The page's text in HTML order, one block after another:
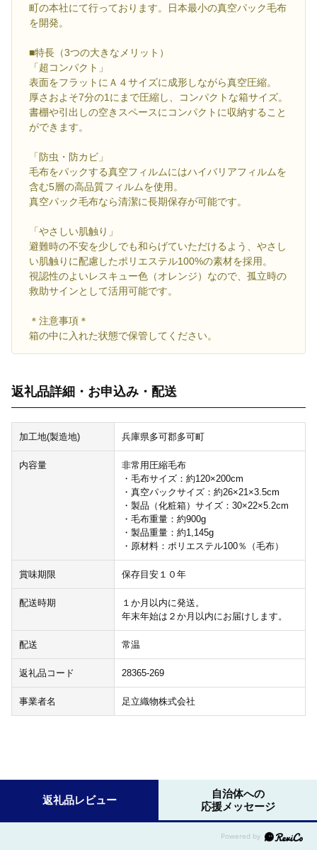
町の本社にて行っております。日本最小の真空パック毛布
を開発。
■特長（3つの大きなメリット）
「超コンパクト」
表面をフラットにＡ４サイズに成形しながら真空圧縮。
厚さおよそ7分の1にまで圧縮し、コンパクトな箱サイズ。
書棚や引出しの空きスペースにコンパクトに収納すること
ができます。
「防虫・防カビ」
毛布をパックする真空フィルムにはハイバリアフィルムを
含む5層の高品質フィルムを使用。
真空パック毛布なら清潔に長期保存が可能です。
「やさしい肌触り」
避難時の不安を少しでも和らげていただけるよう、やさし
い肌触りに配慮したポリエステル100%の素材を採用。
視認性のよいレスキュー色（オレンジ）なので、孤立時の
救助サインとして活用可能です。
＊注意事項＊
箱の中に入れた状態で保管してください。
返礼品詳細・お申込み・配送
加工地(製造地) 兵庫県多可郡多可町
内容量
非常用圧縮毛布
・毛布サイズ：約120×200cm
・真空パックサイズ：約26×21×3.5cm
・製品（化粧箱）サイズ：30×22×5.2cm
・毛布重量：約900g
・製品重量：約1,145g
・原材料：ポリエステル100％（毛布）
賞味期限 保存目安１０年
配送時期
１か月以内に発送。
年末年始は２か月以内にお届けします。
配送 常温
返礼品コード 28365-269
事業者名 足立織物株式会社
返礼品レビュー
自治体への
応援メッセージ